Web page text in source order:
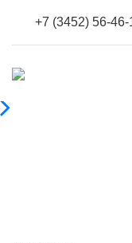
+7 (3452) 56-46-